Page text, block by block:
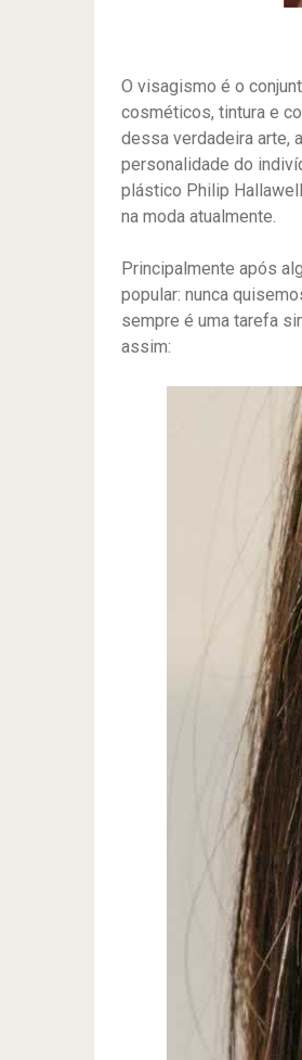
O visagismo é o
cosméticos, tintura e
dessa verdadeira arte,
personalidade do
plástico Philip
na moda atualmente.
Principalmente após
popular: nunca
sempre é uma tarefa
assim: